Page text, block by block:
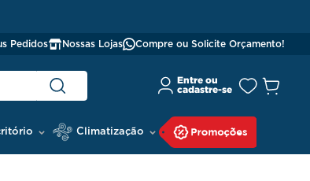
Pedidos Nossas Lojas Compre ou Solicite Orçamento!
Climatização